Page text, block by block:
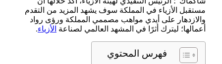
مستقبل الأزياء في المملكة سوف يشهد المزيد من ‏التقدم
والازدهار على أيدي مواهب مصممي المملكة ورؤى رواد
أعمالها؛ ليترك ‏أثرًا في المشهد العالمي لصناعة الأزياء.‏
فهرس المحتوي